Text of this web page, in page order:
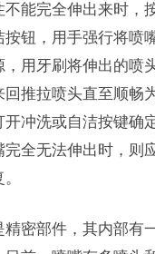
不能完全伸出来时，
按钮，用手强行将喷
，用牙刷将伸出的喷
回推拉喷头直至顺畅
开冲洗或自洁按键确
完全无法伸出时，则
精密部件，其内部有